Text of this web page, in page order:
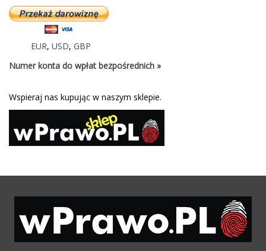
EUR, USD, GBP
Numer konta do wpłat bezpośrednich »
Wspieraj nas kupując w naszym sklepie.